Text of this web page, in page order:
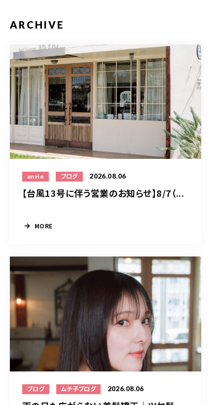
ARCHIVE
anrio ブログ 2026.08.06
【台風13号に伴う営業のお知らせ】8/7（...
MORE
ブログ ムチ子ブログ 2026.08.06